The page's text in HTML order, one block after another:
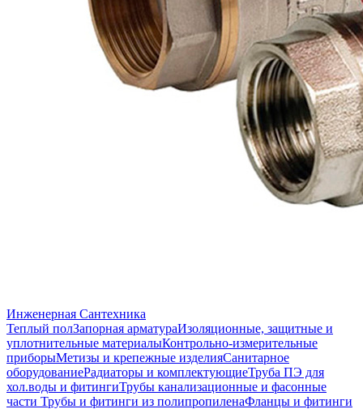
Инженерная Сантехника
Теплый полЗапорная арматураИзоляционные, защитные и
уплотнительные материалыКонтрольно-измерительные
приборыМетизы и крепежные изделияСанитарное
оборудованиеРадиаторы и комплектующиеТруба ПЭ для
хол.воды и фитингиТрубы канализационные и фасонные
части Трубы и фитинги из полипропиленаФланцы и фитинги